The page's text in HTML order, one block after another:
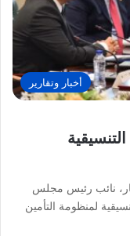
أخبار وتقارير
نائب رئيس مجلس
لمنظومة التأمين